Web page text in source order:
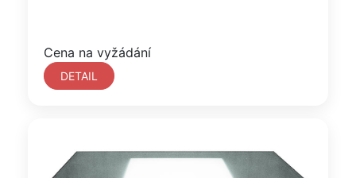
Cena na vyžádání
DETAIL